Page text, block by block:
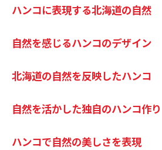
ハンコに表現する北海道の自然
自然を感じるハンコのデザイン
北海道の自然を反映したハンコ
自然を活かした独自のハンコ作り
ハンコで自然の美しさを表現